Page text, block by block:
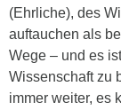
(Ehrliche), des
auftauchen als
Wege – und es
Wissenschaft zu
immer weiter, es